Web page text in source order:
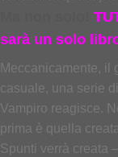
sarà un solo
Meccanicamente, il
casuale, una serie
Vampiro reagisce.
prima è quella
Spunti verrà creata